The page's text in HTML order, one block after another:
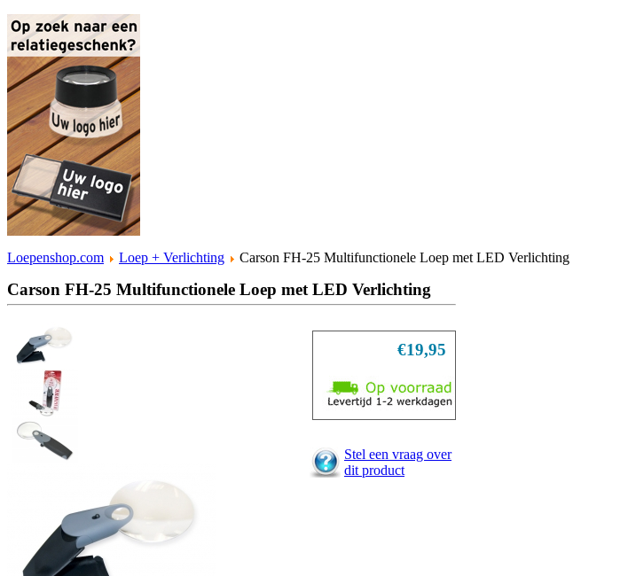
Loepenshop.com Loep + Verlichting Carson FH-25 Multifunctionele Loep met LED Verlichting
Carson FH-25 Multifunctionele Loep met LED Verlichting
€19,95
Stel een vraag over
dit product